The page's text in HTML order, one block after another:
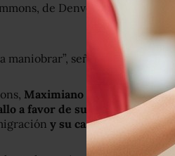
de Denver, dijo que en
maniobrar”, señaló. “Es como
Maximiano Vázquez
a favor de su residencia
y su caso ha